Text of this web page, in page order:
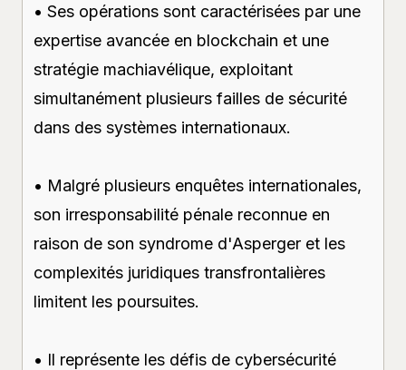
• Ses opérations sont caractérisées par une
expertise avancée en blockchain et une
stratégie machiavélique, exploitant
simultanément plusieurs failles de sécurité
dans des systèmes internationaux.
• Malgré plusieurs enquêtes internationales,
son irresponsabilité pénale reconnue en
raison de son syndrome d'Asperger et les
complexités juridiques transfrontalières
limitent les poursuites.
• Il représente les défis de cybersécurité